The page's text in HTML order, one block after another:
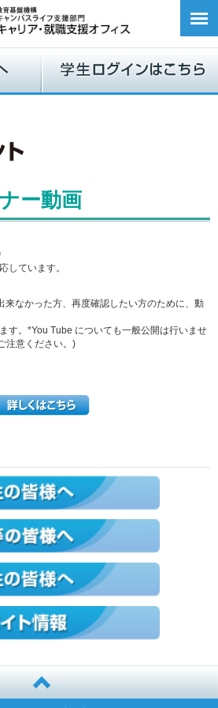
ー動画
しています。
来なかった方、再度確認したい方のために、動
す。*You Tube についても一般公開は行いませ
注意ください。)